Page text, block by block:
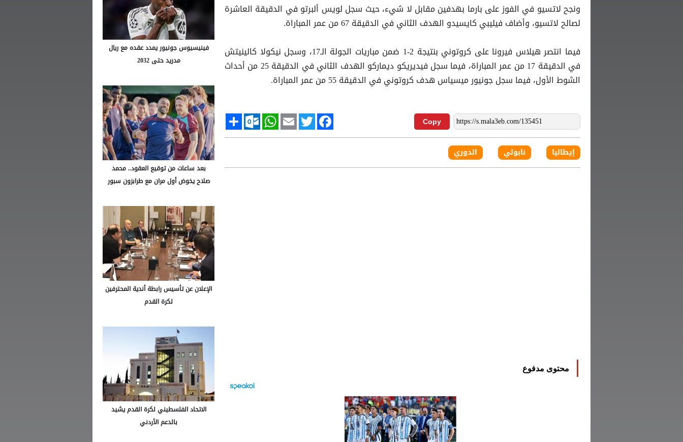
ونجح لاتسيو في الفوز على بارما بهدفين مقابل لا شيء، حيث سجل لويس ألبرتو في الدقيقة العاشرة
لصالح لاتسيو، وأضاف فيليبي كايسيدو الهدف الثاني في الدقيقة 67 من عمر المباراة.
فيما انتصر هيلاس فيرونا على كروتوني بنتيجة 2-1 ضمن مباريات الجولة الـ17، وسجل نيكولا كالينيتش
في الدقيقة 17 من عمر المباراة، فيما سجل فيديريكو ديماركو الهدف الثاني في الدقيقة 25 من أحداث
الشوط الأول، فيما سجل جونيور ميسياس هدف كروتوني في الدقيقة 55 من عمر المباراة.
Copy
Facebook
Twitter
Email
WhatsApp
Outlook.com
Share
إيطاليا نابولي الدوري
محتوى مدفوع
فينيسيوس جونيور يمدد عقده مع ريال
مدريد حتى 2032
بعد ساعات من توقيع العقود.. محمد
صلاح يخوض أول مران مع طرابزون سبور
الإعلان عن تأسيس رابطة أندية المحترفين
لكرة القدم
الاتحاد الفلسطيني لكرة القدم يشيد
بالدعم الأردني